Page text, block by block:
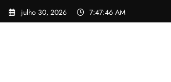
Pular
para
julho 30, 2026 7:47:47 AM